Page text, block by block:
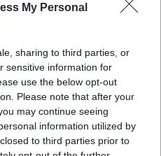
My Personal
sharing to third parties, or
sensitive information for
use the below opt-out
Please note that after your
may continue seeing
information utilized by
to third parties prior to